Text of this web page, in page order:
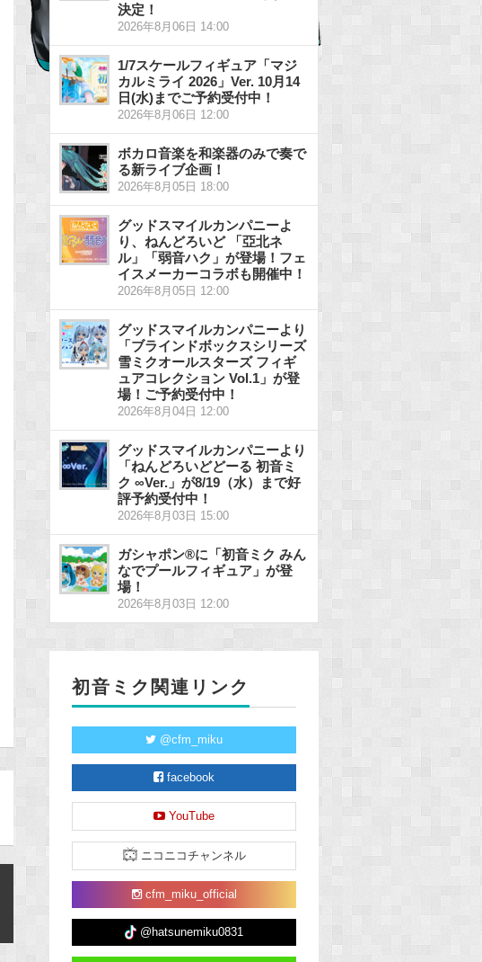
決定！
2026年8月06日 14:00
1/7スケールフィギュア「マジ
カルミライ 2026」Ver. 10月14
日(水)までご予約受付中！
2026年8月06日 12:00
ボカロ音楽を和楽器のみで奏で
る新ライブ企画！
2026年8月05日 18:00
グッドスマイルカンパニーよ
り、ねんどろいど 「亞北ネ
ル」「弱音ハク」が登場！フェ
イスメーカーコラボも開催中！
2026年8月05日 12:00
グッドスマイルカンパニーより
「ブラインドボックスシリーズ
雪ミクオールスターズ フィギ
ュアコレクション Vol.1」が登
場！ご予約受付中！
2026年8月04日 12:00
グッドスマイルカンパニーより
「ねんどろいどどーる 初音ミ
ク ∞Ver.」が8/19（水）まで好
評予約受付中！
2026年8月03日 15:00
ガシャポン®に「初音ミク みん
なでプールフィギュア」が登
場！
2026年8月03日 12:00
初音ミク関連リンク
@cfm_miku
facebook
YouTube
ニコニコチャンネル
cfm_miku_official
@hatsunemiku0831